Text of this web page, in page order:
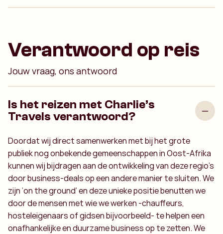
Verantwoord op reis
Jouw vraag, ons antwoord
Is het reizen met Charlie’s
Travels verantwoord?
Doordat wij direct samenwerken met bij het grote
publiek nog onbekende gemeenschappen in Oost-Afrika
kunnen wij bijdragen aan de ontwikkeling van deze regio’s
door business-deals op een andere manier te sluiten. We
zijn ‘on the ground’ en deze unieke positie benutten we
door de mensen met wie we werken -chauffeurs,
hosteleigenaars of gidsen bijvoorbeeld- te helpen een
onafhankelijke en duurzame business op te zetten. We